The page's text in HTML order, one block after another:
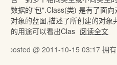
数据的"包".Class(类) 是有了面
对象的蓝图,描述了所创建的对
的用途可以看出Clas 阅读全文
posted @ 2011-10-15 03:17 拥